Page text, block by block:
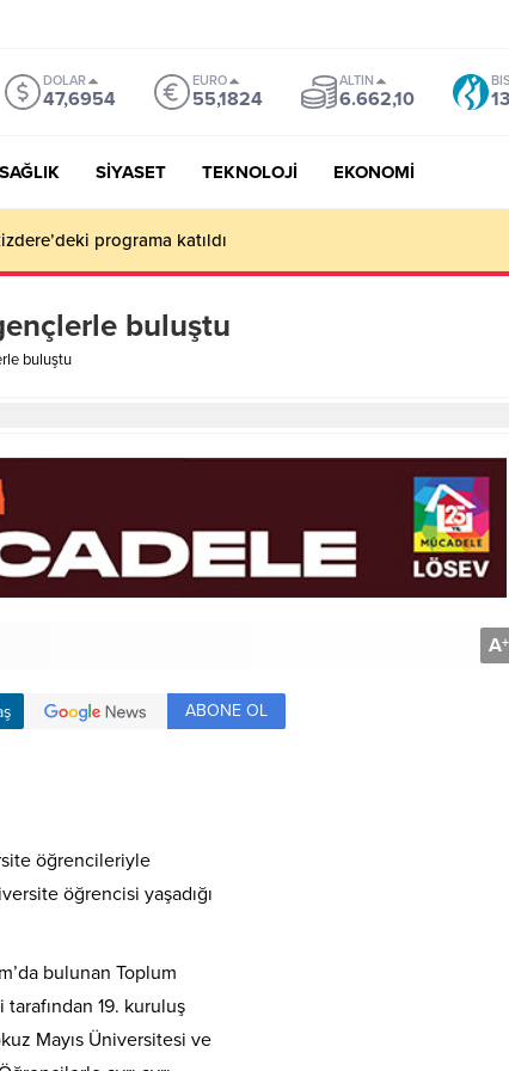
DOLAR
47,6954
EURO
55,1824
ALTIN
6.662,10
SAĞLIK SİYASET TEKNOLOJİ EKONOMİ
programa katıldı
buluştu
buluştu
A+
ABONE OL
öğrencileriyle
öğrencisi yaşadığı
bulunan Toplum
19. kuruluş
Mayıs Üniversitesi ve